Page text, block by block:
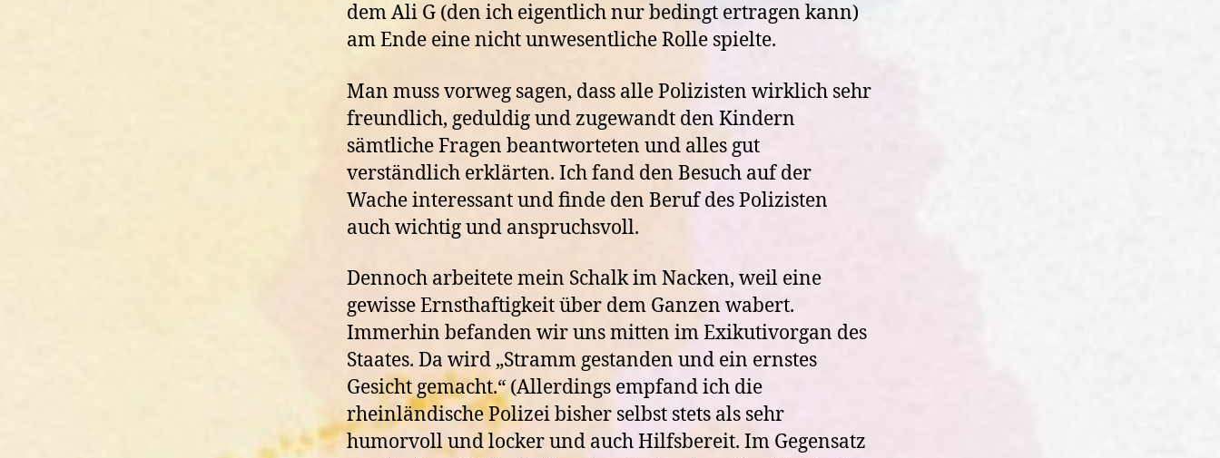
dem Ali G (den ich eigentlich nur bedingt ertragen kann)
am Ende eine nicht unwesentliche Rolle spielte.
Man muss vorweg sagen, dass alle Polizisten wirklich sehr
freundlich, geduldig und zugewandt den Kindern
sämtliche Fragen beantworteten und alles gut
verständlich erklärten. Ich fand den Besuch auf der
Wache interessant und finde den Beruf des Polizisten
auch wichtig und anspruchsvoll.
Dennoch arbeitete mein Schalk im Nacken, weil eine
gewisse Ernsthaftigkeit über dem Ganzen wabert.
Immerhin befanden wir uns mitten im Exikutivorgan des
Staates. Da wird „Stramm gestanden und ein ernstes
Gesicht gemacht.“ (Allerdings empfand ich die
rheinländische Polizei bisher selbst stets als sehr
humorvoll und locker und auch Hilfsbereit. Im Gegensatz